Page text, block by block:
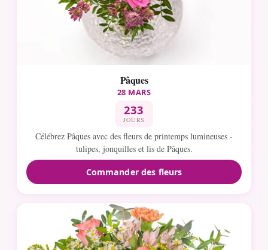
Pâques
28 MARS
233
JOURS
Célébrez Pâques avec des fleurs de printemps lumineuses -
tulipes, jonquilles et lis de Pâques.
Commander des fleurs